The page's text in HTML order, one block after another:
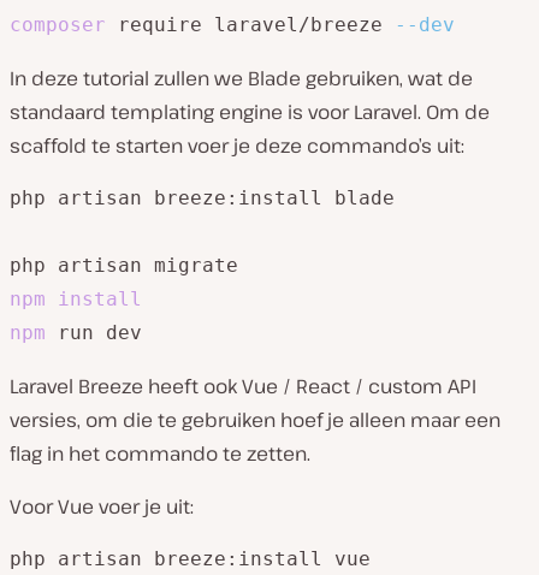
composer require laravel/breeze --dev
In deze tutorial zullen we Blade gebruiken, wat de
standaard templating engine is voor Laravel. Om de
scaffold te starten voer je deze commando’s uit:
php artisan breeze:install blade
npm
install
npm run dev
Laravel Breeze heeft ook Vue / React / custom API
versies, om die te gebruiken hoef je alleen maar een
flag in het commando te zetten.
Voor Vue voer je uit:
php artisan breeze:install vue